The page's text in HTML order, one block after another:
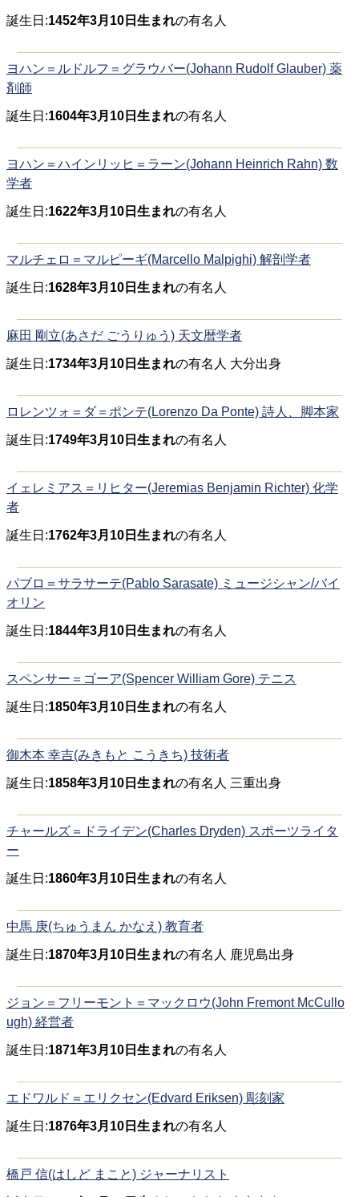
誕生日:1452年3月10日生まれの有名人
ヨハン＝ルドルフ＝グラウバー(Johann Rudolf Glauber) 薬
剤師
誕生日:1604年3月10日生まれの有名人
ヨハン＝ハインリッヒ＝ラーン(Johann Heinrich Rahn) 数
学者
誕生日:1622年3月10日生まれの有名人
マルチェロ＝マルピーギ(Marcello Malpighi) 解剖学者
誕生日:1628年3月10日生まれの有名人
麻田 剛立(あさだ ごうりゅう) 天文暦学者
誕生日:1734年3月10日生まれの有名人 大分出身
ロレンツォ＝ダ＝ポンテ(Lorenzo Da Ponte) 詩人、脚本家
誕生日:1749年3月10日生まれの有名人
イェレミアス＝リヒター(Jeremias Benjamin Richter) 化学
者
誕生日:1762年3月10日生まれの有名人
パブロ＝サラサーテ(Pablo Sarasate) ミュージシャン/バイ
オリン
誕生日:1844年3月10日生まれの有名人
スペンサー＝ゴーア(Spencer William Gore) テニス
誕生日:1850年3月10日生まれの有名人
御木本 幸吉(みきもと こうきち) 技術者
誕生日:1858年3月10日生まれの有名人 三重出身
チャールズ＝ドライデン(Charles Dryden) スポーツライタ
ー
誕生日:1860年3月10日生まれの有名人
中馬 庚(ちゅうまん かなえ) 教育者
誕生日:1870年3月10日生まれの有名人 鹿児島出身
ジョン＝フリーモント＝マックロウ(John Fremont McCullo
ugh) 経営者
誕生日:1871年3月10日生まれの有名人
エドワルド＝エリクセン(Edvard Eriksen) 彫刻家
誕生日:1876年3月10日生まれの有名人
橋戸 信(はしど まこと) ジャーナリスト